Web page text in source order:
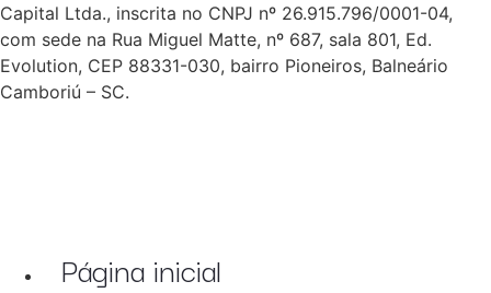
Capital Ltda., inscrita no CNPJ nº 26.915.796/0001-04,
com sede na Rua Miguel Matte, nº 687, sala 801, Ed.
Evolution, CEP 88331-030, bairro Pioneiros, Balneário
Camboriú – SC.
Página inicial